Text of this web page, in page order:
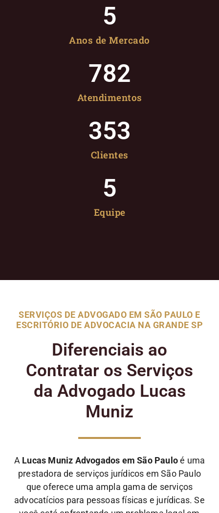
Anos de Mercado
5
Atendimentos
782
Clientes
353
Equipe
5
SERVIÇOS DE ADVOGADO EM SÃO PAULO E
ESCRITÓRIO DE ADVOCACIA NA GRANDE SP
Diferenciais ao
Contratar os Serviços
da Advogado Lucas
Muniz
A Lucas Muniz Advogados em São Pauloé uma
prestadora de serviços jurídicos em São Paulo
que oferece uma ampla gama de serviços
advocatícios para pessoas físicas e jurídicas. Se